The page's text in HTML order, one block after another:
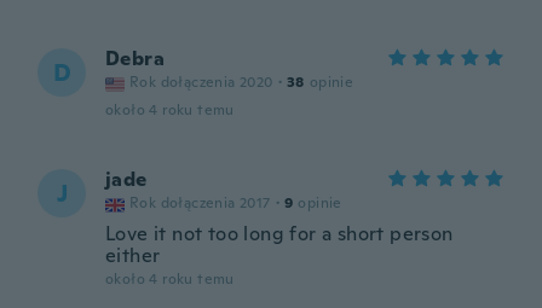
D Debra
Rok dołączenia 2020 · 38 opinie
około 4 roku temu
J jade
Rok dołączenia 2017 · 9 opinie
Love it not too long for a short person
either
około 4 roku temu